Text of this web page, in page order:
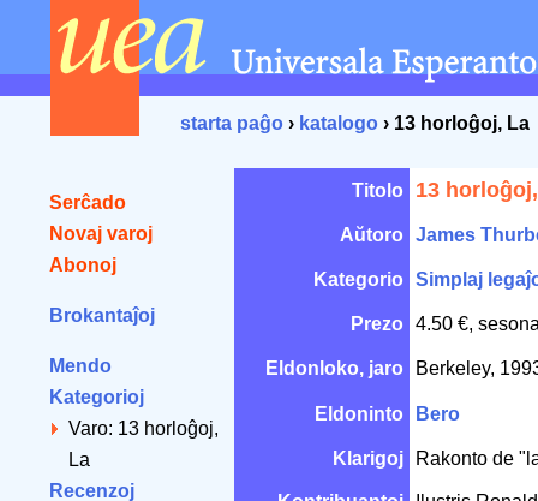
starta paĝo › katalogo › 13 horloĝoj, La
Serĉado
Novaj varoj
Abonoj
Brokantaĵoj
Mendo
Kategorioj
Varo: 13 horloĝoj,
La
Recenzoj
Titolo 13
Aŭtoro James
Kategorio Simplaj
Prezo 4.50 €,
Eldonloko, jaro Berkeley,
Eldoninto Bero
Klarigoj Rakonto de